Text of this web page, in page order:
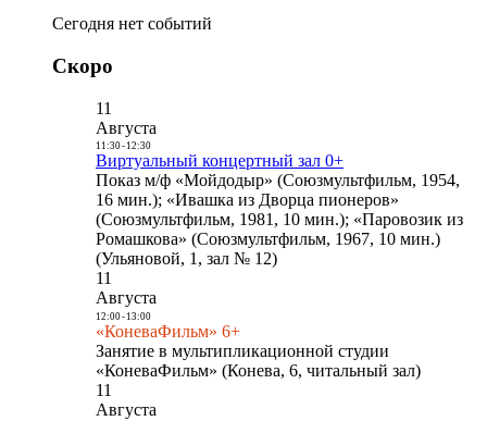
Сегодня нет событий
Скоро
11
Августа
11:30- 12:30
Виртуальный концертный зал 0+
Показ м/ф «Мойдодыр» (Союзмультфильм, 1954,
16 мин.); «Ивашка из Дворца пионеров»
(Союзмультфильм, 1981, 10 мин.); «Паровозик из
Ромашкова» (Союзмультфильм, 1967, 10 мин.)
(Ульяновой, 1, зал № 12)
11
Августа
12:00- 13:00
«КоневаФильм» 6+
Занятие в мультипликационной студии
«КоневаФильм» (Конева, 6, читальный зал)
11
Августа